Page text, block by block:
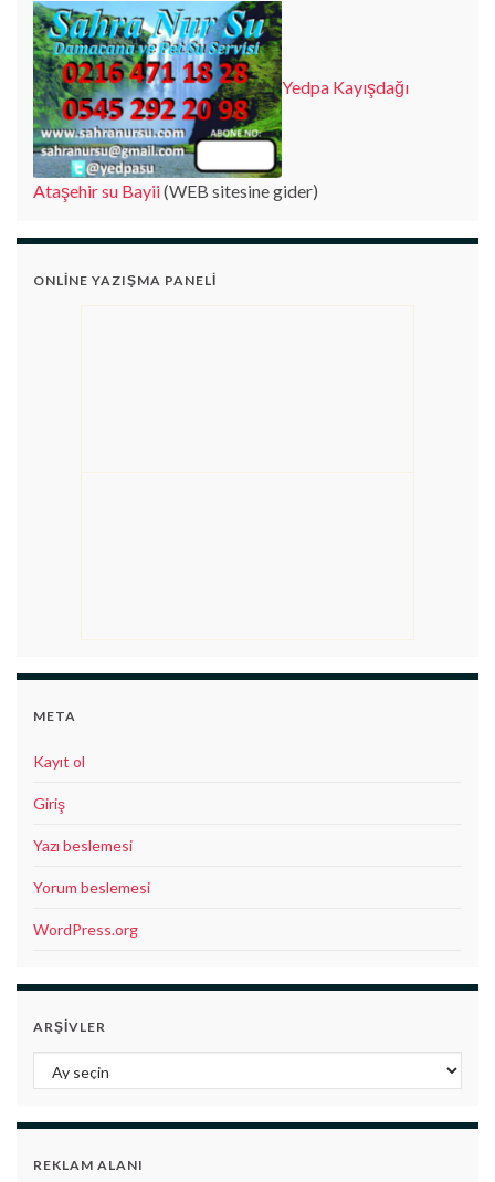
Yedpa Kayışdağı
Ataşehir su Bayii(WEB sitesine gider)
ONLINE YAZIŞMA PANELI
META
Kayıt ol
Giriş
Yazı beslemesi
Yorum beslemesi
WordPress.org
ARŞIVLER
Arşivler
REKLAM ALANI